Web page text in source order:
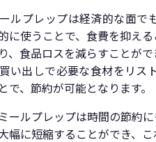
ルプレップは経済的な面で
に使うことで、食費を抑え
、食品ロスを減らすことが
い出しで必要な食材をリス
で、節約が可能となります。
ールプレップは時間の節約
幅に短縮することができ、